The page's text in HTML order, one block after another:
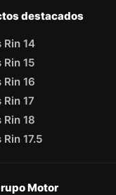
destacados
Rin 14
Rin 15
Rin 16
17
Rin 18
17.5
Motor